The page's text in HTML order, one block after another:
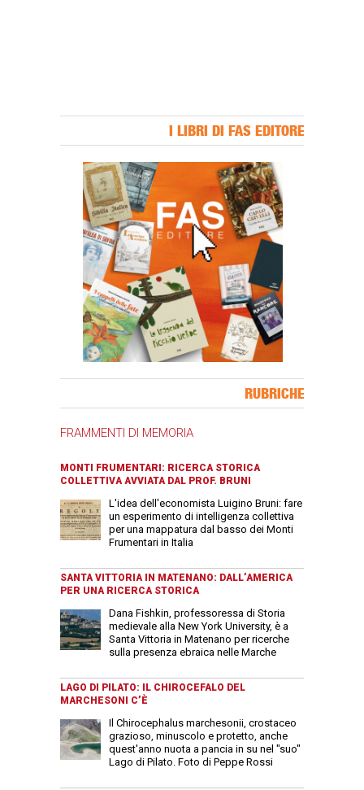
I LIBRI DI FAS EDITORE
RUBRICHE
FRAMMENTI DI MEMORIA
MONTI FRUMENTARI: RICERCA STORICA
COLLETTIVA AVVIATA DAL PROF. BRUNI
L'idea dell'economista Luigino Bruni: fare
un esperimento di intelligenza collettiva
per una mappatura dal basso dei Monti
Frumentari in Italia
SANTA VITTORIA IN MATENANO: DALL’AMERICA
PER UNA RICERCA STORICA
Dana Fishkin, professoressa di Storia
medievale alla New York University, è a
Santa Vittoria in Matenano per ricerche
sulla presenza ebraica nelle Marche
LAGO DI PILATO: IL CHIROCEFALO DEL
MARCHESONI C’È
Il Chirocephalus marchesonii, crostaceo
grazioso, minuscolo e protetto, anche
quest'anno nuota a pancia in su nel "suo"
Lago di Pilato. Foto di Peppe Rossi